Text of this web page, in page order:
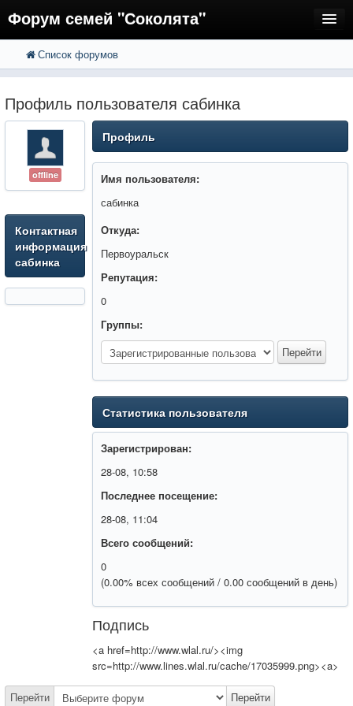
Форум семей "Соколята"
FAQ
Регистрация
Вход
Список форумов
Профиль пользователя сабинка
offline
Контактная
информация
сабинка
Профиль
Имя пользователя:
сабинка
Откуда:
Первоуральск
Репутация:
0
Группы:
Статистика пользователя
Зарегистрирован:
28-08, 10:58
Последнее посещение:
28-08, 11:04
Всего сообщений:
0
(0.00% всех сообщений / 0.00 сообщений в день)
Подпись
<a href=http://www.wlal.ru/><img
src=http://www.lines.wlal.ru/cache/17035999.png><a>
Перейти Перейти